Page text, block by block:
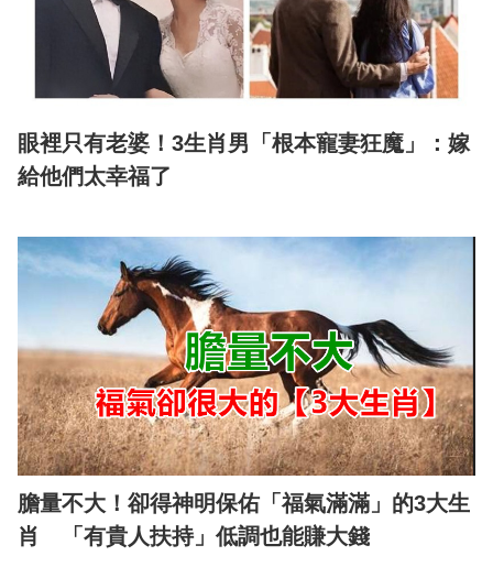
眼裡只有老婆！3生肖男「根本寵妻狂魔」：嫁
給他們太幸福了
膽量不大！卻得神明保佑「福氣滿滿」的3大生
肖 「有貴人扶持」低調也能賺大錢